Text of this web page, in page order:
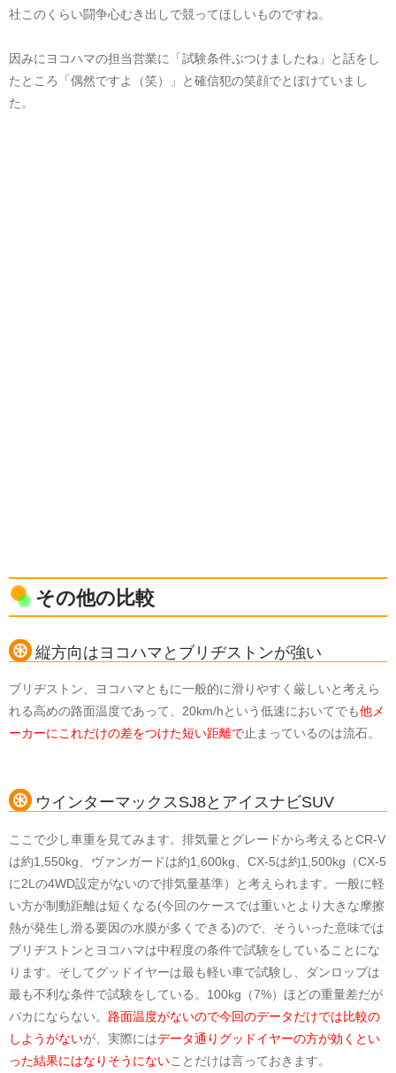
社このくらい闘争心むき出しで競ってほしいものですね。
因みにヨコハマの担当営業に「試験条件ぶつけましたね」と話をし
たところ「偶然ですよ（笑）」と確信犯の笑顔でとぼけていまし
た。
その他の比較
縦方向はヨコハマとブリヂストンが強い
ブリヂストン、ヨコハマともに一般的に滑りやすく厳しいと考えら
れる高めの路面温度であって、20km/hという低速においてでも他メ
ーカーにこれだけの差をつけた短い距離で止まっているのは流石。
ウインターマックスSJ8とアイスナビSUV
ここで少し車重を見てみます。排気量とグレードから考えるとCR-V
は約1,550kg、ヴァンガードは約1,600kg、CX-5は約1,500kg（CX-5
に2Lの4WD設定がないので排気量基準）と考えられます。一般に軽
い方が制動距離は短くなる(今回のケースでは重いとより大きな摩擦
熱が発生し滑る要因の水膜が多くできる)ので、そういった意味では
ブリヂストンとヨコハマは中程度の条件で試験をしていることにな
ります。そしてグッドイヤーは最も軽い車で試験し、ダンロップは
最も不利な条件で試験をしている。100kg（7%）ほどの重量差だが
バカにならない。 路面温度がないので今回のデータだけでは比較の
しようがないが、実際にはデータ通りグッドイヤーの方が効くとい
った結果にはなりそうにないことだけは言っておきます。